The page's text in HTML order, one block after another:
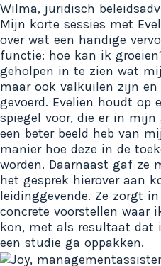
Wilma, juridisch
Mijn korte sessies met
over wat een handige
functie: hoe kan ik
geholpen in te zien wat
maar ook valkuilen zijn
gevoerd. Evelien houdt op
spiegel voor, die er in
een beter beeld heb van
manier hoe deze in de
worden. Daarnaast gaf ze
het gesprek hierover aan
leidinggevende. Ze zorgt
concrete voorstellen waar
kon, met als resultaat dat
een studie ga oppakken.